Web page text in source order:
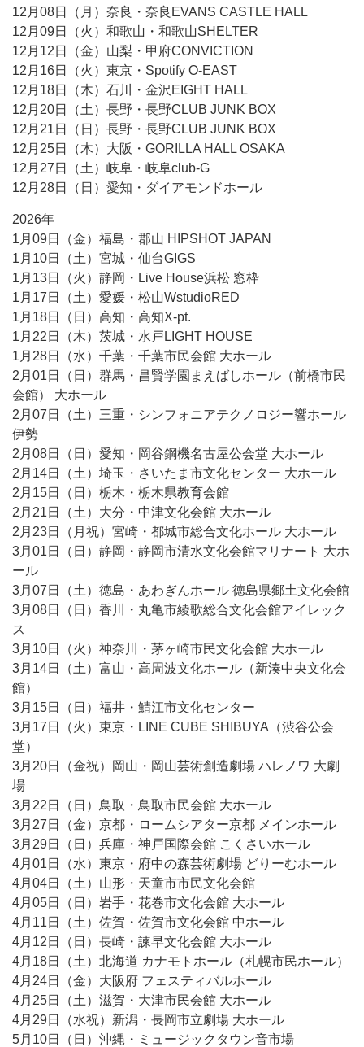
12月08日（月）奈良・奈良EVANS CASTLE HALL
12月09日（火）和歌山・和歌山SHELTER
12月12日（金）山梨・甲府CONVICTION
12月16日（火）東京・Spotify O-EAST
12月18日（木）石川・金沢EIGHT HALL
12月20日（土）長野・長野CLUB JUNK BOX
12月21日（日）長野・長野CLUB JUNK BOX
12月25日（木）大阪・GORILLA HALL OSAKA
12月27日（土）岐阜・岐阜club-G
12月28日（日）愛知・ダイアモンドホール
2026年
1月09日（金）福島・郡山 HIPSHOT JAPAN
1月10日（土）宮城・仙台GIGS
1月13日（火）静岡・Live House浜松 窓枠
1月17日（土）愛媛・松山WstudioRED
1月18日（日）高知・高知X-pt.
1月22日（木）茨城・水戸LIGHT HOUSE
1月28日（水）千葉・千葉市民会館 大ホール
2月01日（日）群馬・昌賢学園まえばしホール（前橋市民
会館） 大ホール
2月07日（土）三重・シンフォニアテクノロジー響ホール
伊勢
2月08日（日）愛知・岡谷鋼機名古屋公会堂 大ホール
2月14日（土）埼玉・さいたま市文化センター 大ホール
2月15日（日）栃木・栃木県教育会館
2月21日（土）大分・中津文化会館 大ホール
2月23日（月祝）宮崎・都城市総合文化ホール 大ホール
3月01日（日）静岡・静岡市清水文化会館マリナート 大ホ
ール
3月07日（土）徳島・あわぎんホール 徳島県郷土文化会館
3月08日（日）香川・丸亀市綾歌総合文化会館アイレック
ス
3月10日（火）神奈川・茅ヶ崎市民文化会館 大ホール
3月14日（土）富山・高周波文化ホール（新湊中央文化会
館）
3月15日（日）福井・鯖江市文化センター
3月17日（火）東京・LINE CUBE SHIBUYA（渋谷公会
堂）
3月20日（金祝）岡山・岡山芸術創造劇場 ハレノワ 大劇
場
3月22日（日）鳥取・鳥取市民会館 大ホール
3月27日（金）京都・ロームシアター京都 メインホール
3月29日（日）兵庫・神戸国際会館 こくさいホール
4月01日（水）東京・府中の森芸術劇場 どりーむホール
4月04日（土）山形・天童市市民文化会館
4月05日（日）岩手・花巻市文化会館 大ホール
4月11日（土）佐賀・佐賀市文化会館 中ホール
4月12日（日）長崎・諫早文化会館 大ホール
4月18日（土）北海道 カナモトホール（札幌市民ホール）
4月24日（金）大阪府 フェスティバルホール
4月25日（土）滋賀・大津市民会館 大ホール
4月29日（水祝）新潟・長岡市立劇場 大ホール
5月10日（日）沖縄・ミュージックタウン音市場